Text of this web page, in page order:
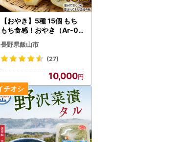
【おやき】5種 15個 もち
もち食感！おやき（Ar-00
2）長野 信州
長野県飯山市
(27)
10,000